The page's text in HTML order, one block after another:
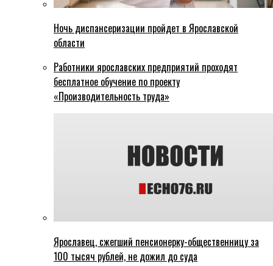
Ночь диспансеризации пройдет в Ярославской
области
Работники ярославских предприятий проходят
бесплатное обучение по проекту
«Производительность труда»
Ярославец, сжегший пенсионерку-общественницу за
100 тысяч рублей, не дожил до суда